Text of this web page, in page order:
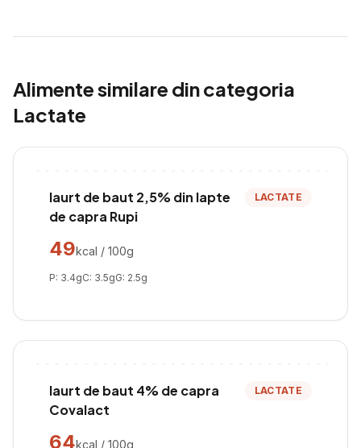
Alimente similare din categoria
Lactate
Iaurt de baut 2,5% din lapte
de capra Rupi
LACTATE
49kcal / 100g
P: 3.4gC: 3.5gG: 2.5g
Iaurt de baut 4% de capra
Covalact
LACTATE
64kcal / 100g